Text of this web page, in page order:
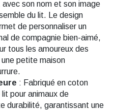
son nom et son image
du lit. Le design
de personnaliser un
de compagnie bien-aimé,
tous les amoureux des
petite maison
: Fabriqué en coton
pour animaux de
durabilité, garantissant une